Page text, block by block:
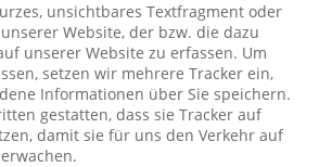
unsichtbares Textfragment oder
Website, der bzw. die dazu
unserer Website zu erfassen. Um
setzen wir mehrere Tracker ein,
Informationen über Sie speichern.
gestatten, dass sie Tracker auf
damit sie für uns den Verkehr auf